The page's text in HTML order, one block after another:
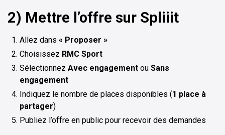
2) Mettre l’offre sur Spliiit
Allez dans « Proposer »
Choisissez RMC Sport
Sélectionnez Avec engagement ou Sans
engagement
Indiquez le nombre de places disponibles (1 place à
partager)
Publiez l’offre en public pour recevoir des demandes